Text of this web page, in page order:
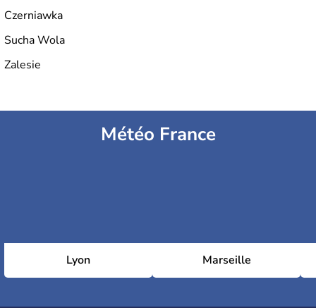
Czerniawka
Sucha Wola
Zalesie
Météo France
Lyon Marseille